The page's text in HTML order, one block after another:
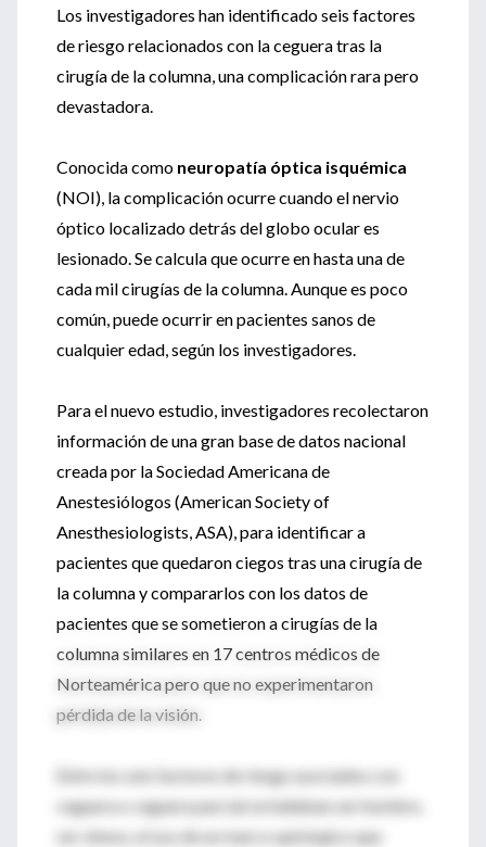
Los investigadores han identificado seis factores
de riesgo relacionados con la ceguera tras la
cirugía de la columna, una complicación rara pero
devastadora.
Conocida como neuropatía óptica isquémica
(NOI), la complicación ocurre cuando el nervio
óptico localizado detrás del globo ocular es
lesionado. Se calcula que ocurre en hasta una de
cada mil cirugías de la columna. Aunque es poco
común, puede ocurrir en pacientes sanos de
cualquier edad, según los investigadores.
Para el nuevo estudio, investigadores recolectaron
información de una gran base de datos nacional
creada por la Sociedad Americana de
Anestesiólogos (American Society of
Anesthesiologists, ASA), para identificar a
pacientes que quedaron ciegos tras una cirugía de
la columna y compararlos con los datos de
pacientes que se sometieron a cirugías de la
columna similares en 17 centros médicos de
Norteamérica pero que no experimentaron
pérdida de la visión.
Entre los seis factores de riesgo asociados con
ceguera o ceguera parcial se hallaban ser hombre,
ser obeso, el uso de un marco quirúrgico que